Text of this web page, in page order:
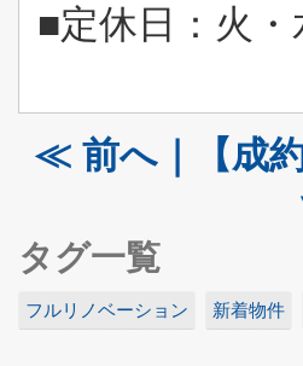
■定休日：火・
≪ 前へ｜【成
タグ一覧
フルリノベーション 新着物件